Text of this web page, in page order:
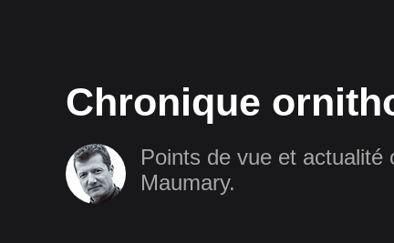
Chronique
Points de vue et actualité
Maumary.